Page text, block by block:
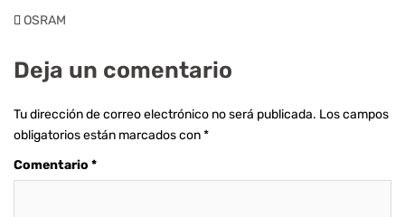
OSRAM
Deja un comentario
Tu dirección de correo electrónico no será publicada. Los campos
obligatorios están marcados con*
Comentario *